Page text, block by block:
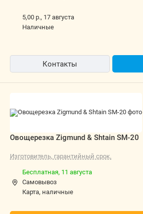
5,00 р., 17 августа
наличные
Контакты
Овощерезка Zigmund & Shtain SM-20
Изготовитель, гарантийный срок.
Бесплатная, 11 августа
Самовывоз
карта, наличные